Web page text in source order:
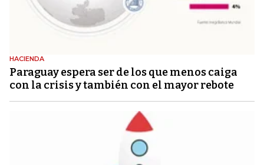
HACIENDA
Paraguay espera ser de los que menos caiga
con la crisis y también con el mayor rebote